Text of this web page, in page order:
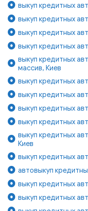
выкуп кредитных
выкуп кредитных
выкуп кредитных
выкуп кредитных
выкуп кредитных
массив, Киев
выкуп кредитных
выкуп кредитных
выкуп кредитных
выкуп кредитных
выкуп кредитных
Киев
выкуп кредитных
автовыкуп
выкуп кредитных
выкуп кредитных